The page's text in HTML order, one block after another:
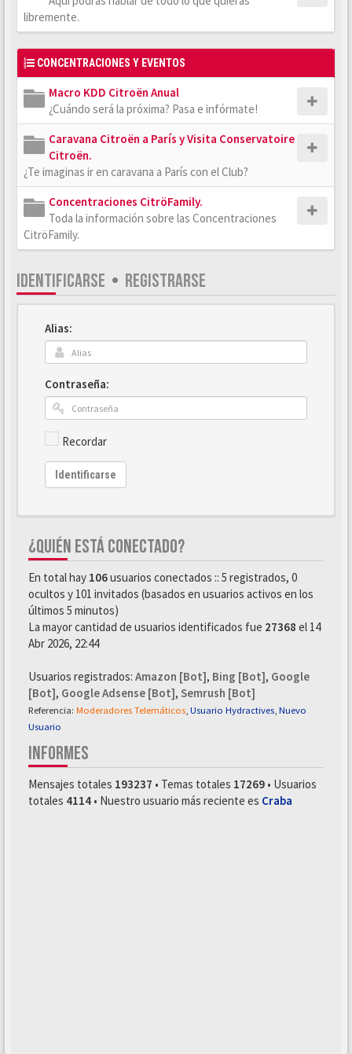
libremente.
CONCENTRACIONES Y EVENTOS
Macro KDD Citroën Anual
¿Cuándo será la próxima? Pasa e infórmate!
Caravana Citroën a París y Visita Conservatoire
Citroën.
¿Te imaginas ir en caravana a París con el Club?
Concentraciones CitröFamily.
Toda la información sobre las Concentraciones
CitröFamily.
IDENTIFICARSE • REGISTRARSE
Alias:
Contraseña:
Recordar
Identificarse
¿QUIÉN ESTÁ CONECTADO?
En total hay 106usuarios conectados :: 5 registrados, 0
ocultos y 101 invitados (basados en usuarios activos en los
últimos 5 minutos)
La mayor cantidad de usuarios identificados fue 27368 el 14
Abr 2026, 22:44
Usuarios registrados: Amazon [Bot], Bing [Bot], Google
[Bot], Google Adsense [Bot], Semrush [Bot]
Referencia: Moderadores Telemáticos Usuario Hydractives Nuevo
Usuario
INFORMES
Mensajes totales 193237 • Temas totales 17269 • Usuarios
totales 4114 • Nuestro usuario más reciente es Craba